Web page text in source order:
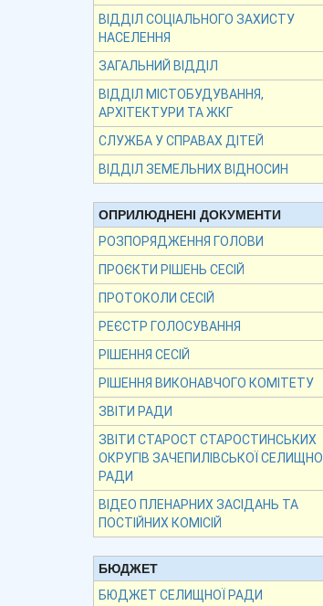
ВІДДІЛ СОЦІАЛЬНОГО ЗАХИСТУ
НАСЕЛЕННЯ
ЗАГАЛЬНИЙ ВІДДІЛ
ВІДДІЛ МІСТОБУДУВАННЯ,
АРХІТЕКТУРИ ТА ЖКГ
СЛУЖБА У СПРАВАХ ДІТЕЙ
ВІДДІЛ ЗЕМЕЛЬНИХ ВІДНОСИН
ОПРИЛЮДНЕНІ ДОКУМЕНТИ
РОЗПОРЯДЖЕННЯ ГОЛОВИ
ПРОЄКТИ РІШЕНЬ СЕСІЙ
ПРОТОКОЛИ СЕСІЙ
РЕЄСТР ГОЛОСУВАННЯ
РІШЕННЯ СЕСІЙ
РІШЕННЯ ВИКОНАВЧОГО КОМІТЕТУ
ЗВІТИ РАДИ
ЗВІТИ СТАРОСТ СТАРОСТИНСЬКИХ
ОКРУГІВ ЗАЧЕПИЛІВСЬКОЇ СЕЛИЩНОЇ
РАДИ
ВІДЕО ПЛЕНАРНИХ ЗАСІДАНЬ ТА
ПОСТІЙНИХ КОМІСІЙ
БЮДЖЕТ
БЮДЖЕТ СЕЛИЩНОЇ РАДИ